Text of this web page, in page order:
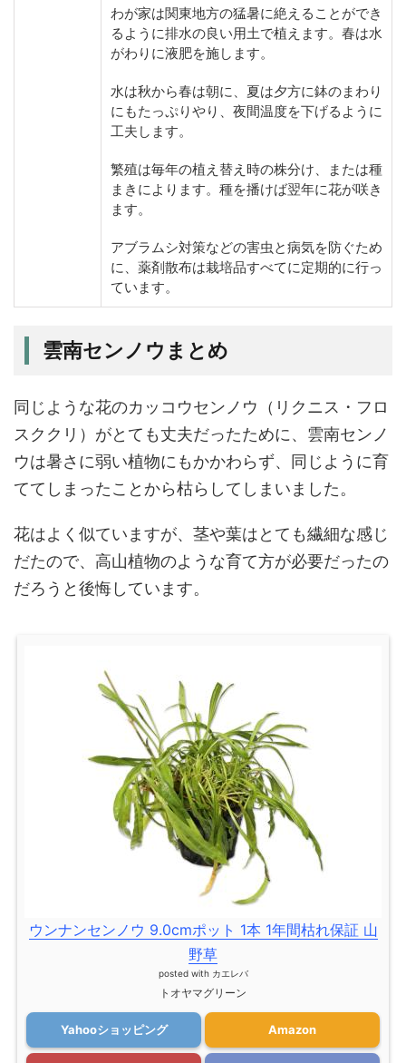
わが家は関東地方の猛暑に絶えることができ
るように排水の良い用土で植えます。春は水
がわりに液肥を施します。
水は秋から春は朝に、夏は夕方に鉢のまわり
にもたっぷりやり、夜間温度を下げるように
工夫します。
繁殖は毎年の植え替え時の株分け、または種
まきによります。種を播けば翌年に花が咲き
ます。
アブラムシ対策などの害虫と病気を防ぐため
に、薬剤散布は栽培品すべてに定期的に行っ
ています。
雲南センノウまとめ
同じような花のカッコウセンノウ（リクニス・フロ
スククリ）がとても丈夫だったために、雲南センノ
ウは暑さに弱い植物にもかかわらず、同じように育
ててしまったことから枯らしてしまいました。
花はよく似ていますが、茎や葉はとても繊細な感じ
だたので、高山植物のような育て方が必要だったの
だろうと後悔しています。
ウンナンセンノウ 9.0cmポット 1本 1年間枯れ保証 山
野草
posted with カエレバ
トオヤマグリーン
Yahooショッピング Amazon